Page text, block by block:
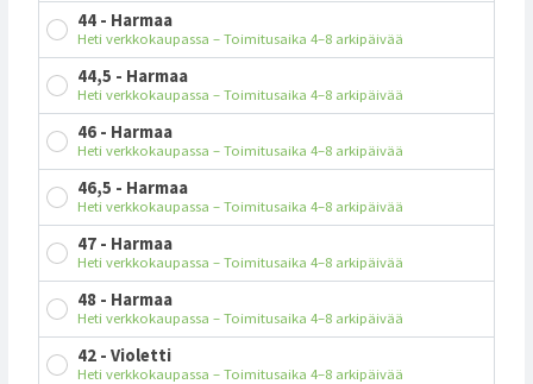
44 - Harmaa
Heti verkkokaupassa – Toimitusaika 4–8 arkipäivää
44,5 - Harmaa
Heti verkkokaupassa – Toimitusaika 4–8 arkipäivää
46 - Harmaa
Heti verkkokaupassa – Toimitusaika 4–8 arkipäivää
46,5 - Harmaa
Heti verkkokaupassa – Toimitusaika 4–8 arkipäivää
47 - Harmaa
Heti verkkokaupassa – Toimitusaika 4–8 arkipäivää
48 - Harmaa
Heti verkkokaupassa – Toimitusaika 4–8 arkipäivää
42 - Violetti
Heti verkkokaupassa – Toimitusaika 4–8 arkipäivää